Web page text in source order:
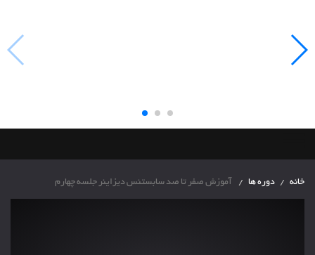
خانه دوره ها آموزش صفر تا صد سابستنس دیزاینر جلسه چهارم